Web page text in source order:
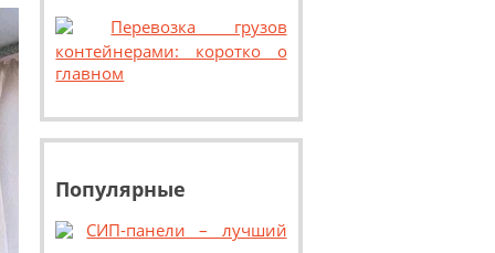
Перевозка грузов
контейнерами: коротко о
главном
Популярные
СИП-панели – лучший